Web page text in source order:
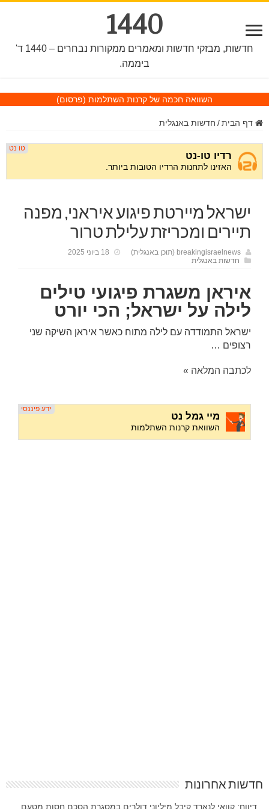
1440
חדשות, מבזקי חדשות ומאמרים ממקורות נבחרים – 1440 ד'
ביממה.
השוואה חכמה של קרנות השתלמות (פרסום)
דף הבית / חדשות באנגלית
ישראל מיירטת פיגוע איראני, מפנה
תיירים ומכריזת עלילת טרור
breakingisraelnews (תוכן באנגלית)
18 ביוני 2025
חדשות באנגלית
איראן משגרת פיגועי טילים
לילה על ישראל; הכי יורט
ישראל התמודדה עם לילה מתוח כאשר איראן השיקה שני
רצופים …
לכתבה המלאה »
חדשות אחרונות
דיווח: קוואי לנארד קיבל מיליוני דולרים במסגרת הסכם חסות מטעם